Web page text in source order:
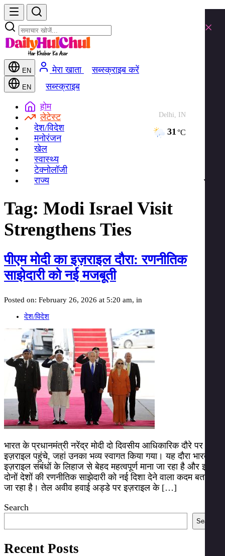
EN मेरा खाता सब्स्क्राइब करें
EN सब्स्क्राइब
Delhi, IN
31 °C
होम
लेटेस्ट
देश/विदेश
मनोरंजन
खेल
स्वास्थ्य
टेक्नोलॉजी
राज्य
Tag: Modi Israel Visit
Strengthens Ties
पीएम मोदी का इज़राइल दौरा: रणनीतिक
साझेदारी को नई मजबूती
Posted on: February 26, 2026 at 5:20 am, in
देश/विदेश
भारत के प्रधानमंत्री नरेंद्र मोदी दो दिवसीय आधिकारिक दौरे पर
इज़राइल पहुंचे, जहां उनका भव्य स्वागत किया गया। यह दौरा भारत–
इज़राइल संबंधों के लिहाज से बेहद महत्वपूर्ण माना जा रहा है और इसे
दोनों देशों की रणनीतिक साझेदारी को नई दिशा देने वाला कदम बताया
जा रहा है। तेल अवीव हवाई अड्डे पर इज़राइल के […]
Search
Search
Recent Posts
×